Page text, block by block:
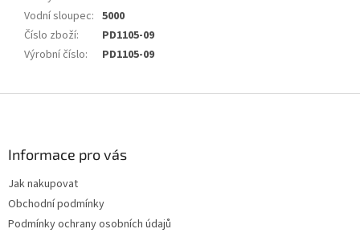
Vodní sloupec: 5000
Číslo zboží:
PD1105-09
Výrobní číslo: PD1105-09
Informace pro vás
Jak nakupovat
Obchodní podmínky
Podmínky ochrany osobních údajů